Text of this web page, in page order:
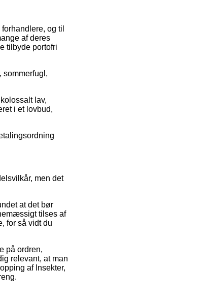
og til
af deres
tilbyde portofri
sommerfugl,
lav,
i et lovbud,
men det
at det bør
tilses af
for så vidt du
på ordren,
relevant, at man
af Insekter,